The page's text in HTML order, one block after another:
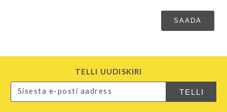
TELLI UUDISKIRI